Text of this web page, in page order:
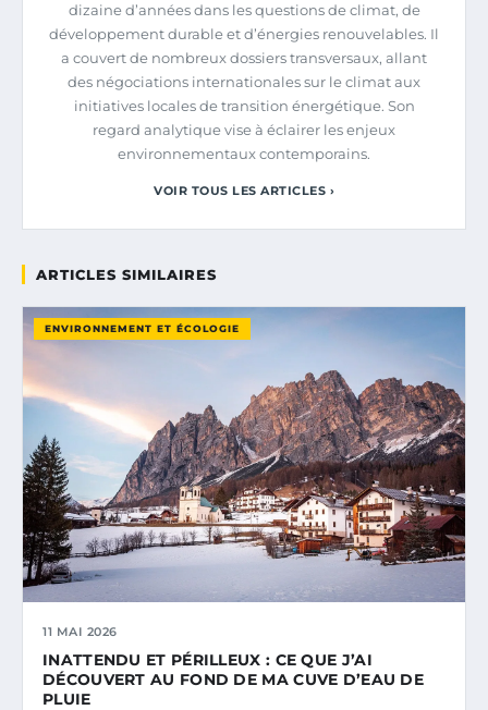
dizaine d’années dans les questions de climat, de
développement durable et d’énergies renouvelables. Il
a couvert de nombreux dossiers transversaux, allant
des négociations internationales sur le climat aux
initiatives locales de transition énergétique. Son
regard analytique vise à éclairer les enjeux
environnementaux contemporains.
VOIR TOUS LES ARTICLES ›
ARTICLES SIMILAIRES
ENVIRONNEMENT ET ÉCOLOGIE
11 MAI 2026
INATTENDU ET PÉRILLEUX : CE QUE J’AI
DÉCOUVERT AU FOND DE MA CUVE D’EAU DE
PLUIE